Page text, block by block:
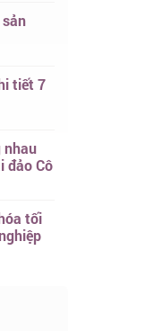
tiết 7
nhau
đảo Cô
tối